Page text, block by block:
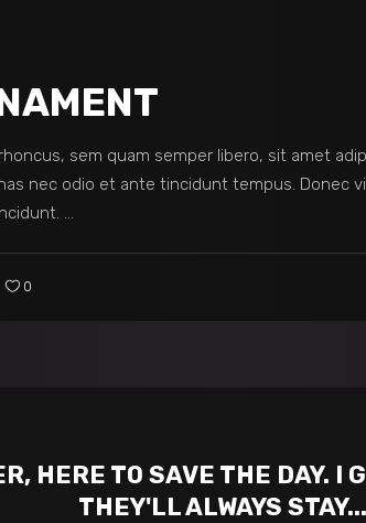
sem quam semper libero, sit amet
nec odio et ante tincidunt tempus. Donec
0
HERE TO SAVE THE DAY. I
THEY'LL ALWAYS STAY...